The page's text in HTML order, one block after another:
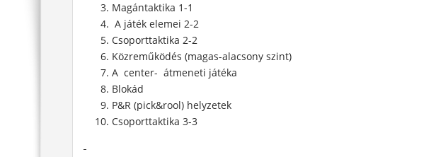
Magántaktika 1-1
A játék elemei 2-2
Csoporttaktika 2-2
Közreműködés (magas-alacsony szint)
A center- átmeneti játéka
Blokád
P&R (pick&rool) helyzetek
Csoporttaktika 3-3